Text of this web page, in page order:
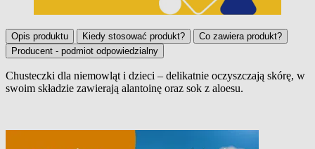
Opis produktu Kiedy stosować produkt?
Co zawiera produkt?
Producent - podmiot odpowiedzialny
Opis produktu
Chusteczki dla niemowląt i dzieci – delikatnie oczyszczają skórę, w
swoim składzie zawierają alantoinę oraz sok z aloesu.